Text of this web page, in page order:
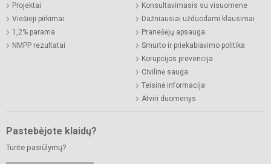
Projektai
Viešieji pirkimai
1,2% parama
NMPP rezultatai
Konsultavimasis su visuomene
Dažniausiai užduodami klausimai
Pranešėjų apsauga
Smurto ir priekabiavimo politika
Korupcijos prevencija
Civilinė sauga
Teisinė informacija
Atviri duomenys
Pastebėjote klaidų?
Turite pasiūlymų?